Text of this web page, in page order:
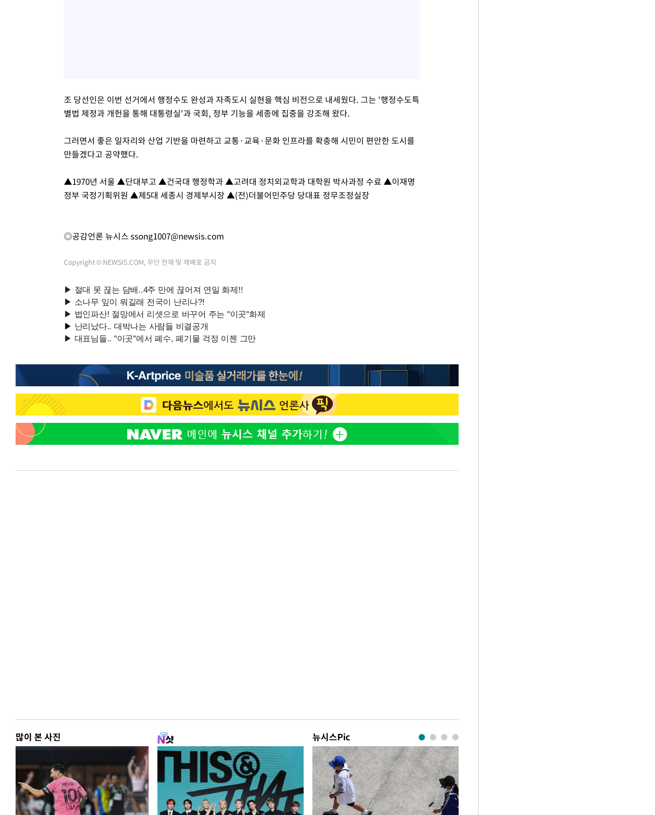
조 당선인은 이번 선거에서 행정수도 완성과 자족도시 실현을 핵심 비전으로 내세웠다. 그는 '행정수도특
별법 제정과 개헌을 통해 대통령실'과 국회, 정부 기능을 세종에 집중을 강조해 왔다.
그러면서 좋은 일자리와 산업 기반을 마련하고 교통·교육·문화 인프라를 확충해 시민이 편안한 도시를
만들겠다고 공약했다.
▲1970년 서울 ▲단대부고 ▲건국대 행정학과 ▲고려대 정치외교학과 대학원 박사과정 수료 ▲이재명
정부 국정기획위원 ▲제5대 세종시 경제부시장 ▲(전)더불어민주당 당대표 정무조정실장
◎공감언론 뉴시스 ssong1007@newsis.com
Copyright © NEWSIS.COM, 무단 전재 및 재배포 금지
많이 본 사진 뉴시스Pic